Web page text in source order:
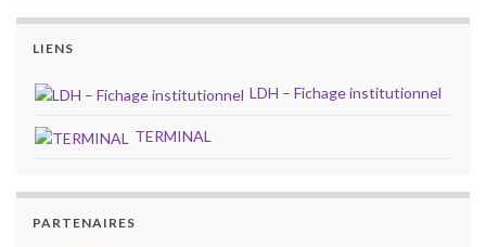
LIENS
LDH – Fichage institutionnel
TERMINAL
PARTENAIRES